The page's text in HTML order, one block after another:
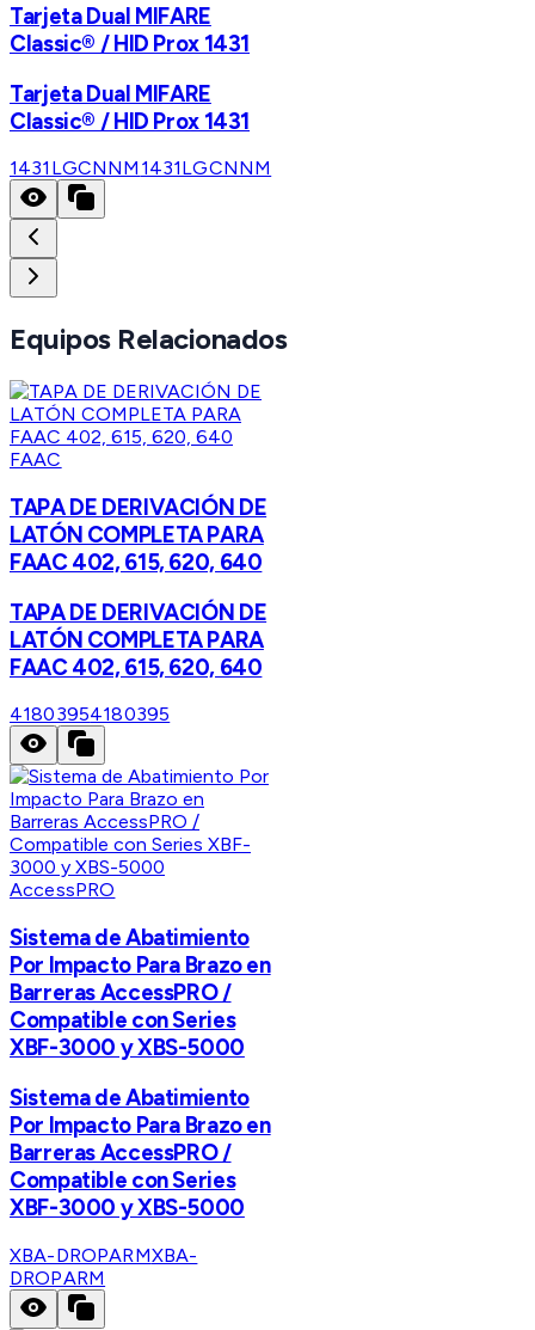
Tarjeta Dual MIFARE
Classic® / HID Prox 1431
Tarjeta Dual MIFARE
Classic® / HID Prox 1431
1431LGCNNM 1431LGCNNM
Equipos Relacionados
FAAC
TAPA DE DERIVACIÓN DE
LATÓN COMPLETA PARA
FAAC 402, 615, 620, 640
TAPA DE DERIVACIÓN DE
LATÓN COMPLETA PARA
FAAC 402, 615, 620, 640
41803954180395
AccessPRO
Sistema de Abatimiento
Por Impacto Para Brazo en
Barreras AccessPRO /
Compatible con Series
XBF-3000 y XBS-5000
Sistema de Abatimiento
Por Impacto Para Brazo en
Barreras AccessPRO /
Compatible con Series
XBF-3000 y XBS-5000
XBA-DROPARMXBA-
DROPARM